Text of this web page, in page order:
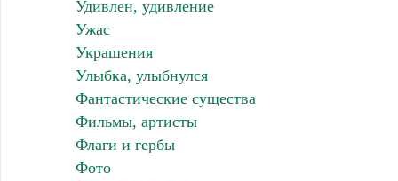
Удивлен, удивление
Ужас
Украшения
Улыбка, улыбнулся
Фантастические существа
Фильмы, артисты
Флаги и гербы
Фото